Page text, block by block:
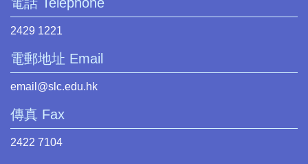
2429 1221
電郵地址 Email
email@slc.edu.hk
傳真 Fax
2422 7104